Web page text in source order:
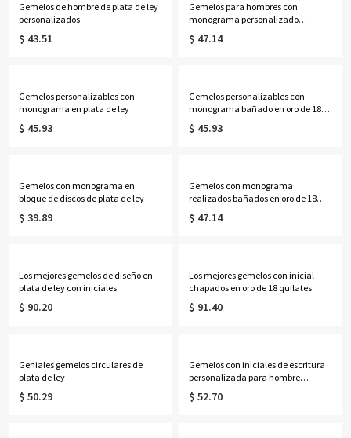
Gemelos de hombre de plata de ley
personalizados
$ 43.51
Gemelos para hombres con
monograma personalizado
bañados en oro de 18 quilates
$ 47.14
Gemelos personalizables con
monograma en plata de ley
$ 45.93
Gemelos personalizables con
monograma bañado en oro de 18
quilates
$ 45.93
Gemelos con monograma en
bloque de discos de plata de ley
$ 39.89
Gemelos con monograma
realizados bañados en oro de 18
quilates
$ 47.14
Los mejores gemelos de diseño en
plata de ley con iniciales
$ 90.20
Los mejores gemelos con inicial
chapados en oro de 18 quilates
$ 91.40
Geniales gemelos circulares de
plata de ley
$ 50.29
Gemelos con iniciales de escritura
personalizada para hombre
chapados en oro de 18 quilates
$ 52.70